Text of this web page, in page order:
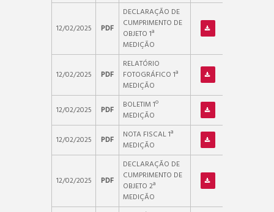
12/02/2025 PDF
DECLARAÇÃO DE
CUMPRIMENTO DE
OBJETO 1ª
MEDIÇÃO
12/02/2025 PDF
RELATÓRIO
FOTOGRÁFICO 1ª
MEDIÇÃO
12/02/2025
PDF
BOLETIM 1º
MEDIÇÃO
12/02/2025
PDF
NOTA FISCAL 1ª
MEDIÇÃO
12/02/2025 PDF
DECLARAÇÃO DE
CUMPRIMENTO DE
OBJETO 2ª
MEDIÇÃO